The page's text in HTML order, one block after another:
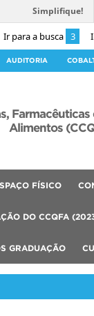
Ir para a busca 3
Simplifique!
AUDITORIA
Farmacêuticas
Alimentos
FÍSICO
DO CCQFA
GRADUAÇÃO